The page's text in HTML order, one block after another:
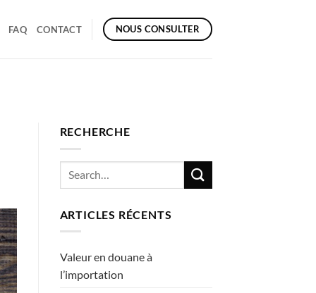
FAQ CONTACT NOUS CONSULTER
RECHERCHE
ARTICLES RÉCENTS
Valeur en douane à
l’importation